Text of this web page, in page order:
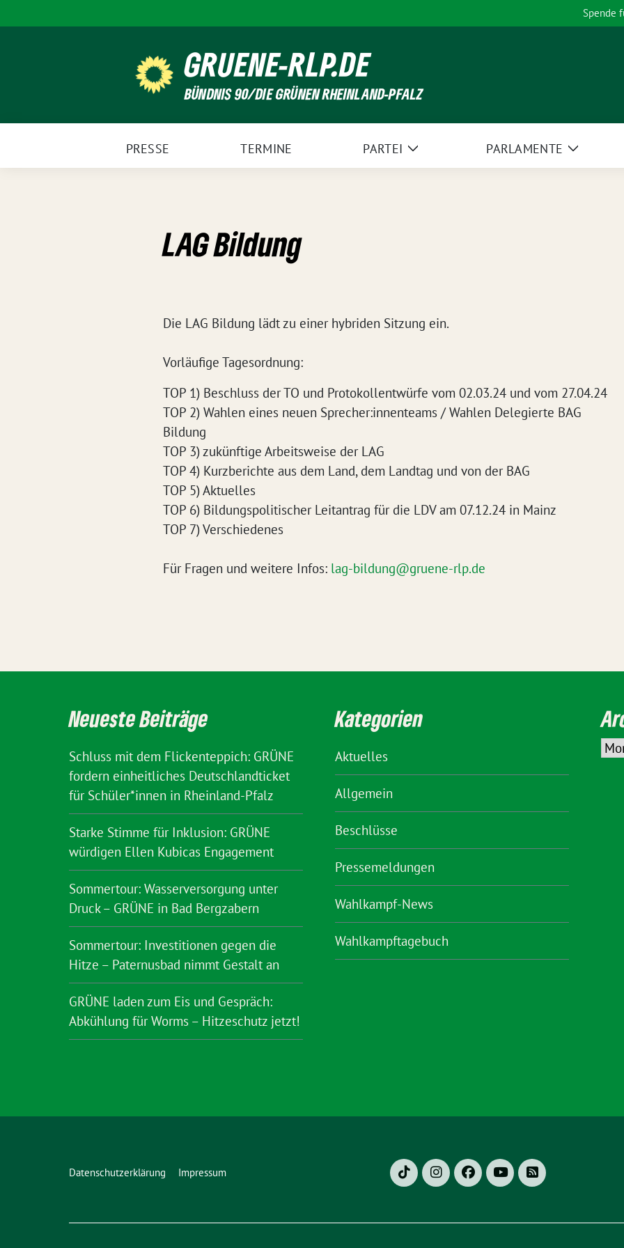
zum
Spende
GRUENE-RLP.DE
BÜNDNIS 90/DIE GRÜNEN RHEINLAND-PFALZ
PRESSE TERMINE PARTEI
Zeige
PARLAMENTE
Zeige
LAG Bildung
Die LAG Bildung lädt zu einer hybriden Sitzung ein.
Vorläufige Tagesordnung:
TOP 1) Beschluss der TO und Protokollentwürfe vom 02.03.24 und vom 27.04.24
TOP 2) Wahlen eines neuen Sprecher:innenteams / Wahlen Delegierte BAG
Bildung
TOP 3) zukünftige Arbeitsweise der LAG
TOP 4) Kurzberichte aus dem Land, dem Landtag und von der BAG
TOP 5) Aktuelles
TOP 6) Bildungspolitischer Leitantrag für die LDV am 07.12.24 in Mainz
TOP 7) Verschiedenes
Für Fragen und weitere Infos: lag-bildung@gruene-rlp.de
Neueste Beiträge
Schluss mit dem Flickenteppich: GRÜNE
fordern einheitliches Deutschlandticket
für Schüler*innen in Rheinland-Pfalz
Starke Stimme für Inklusion: GRÜNE
würdigen Ellen Kubicas Engagement
Sommertour: Wasserversorgung unter
Druck – GRÜNE in Bad Bergzabern
Sommertour: Investitionen gegen die
Hitze – Paternusbad nimmt Gestalt an
GRÜNE laden zum Eis und Gespräch:
Abkühlung für Worms – Hitzeschutz jetzt!
Kategorien
Aktuelles
Allgemein
Beschlüsse
Pressemeldungen
Wahlkampf-News
Wahlkampftagebuch
Datenschutzerklärung Impressum